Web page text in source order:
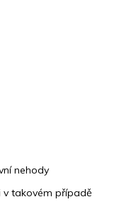
nehody
v takovém případě